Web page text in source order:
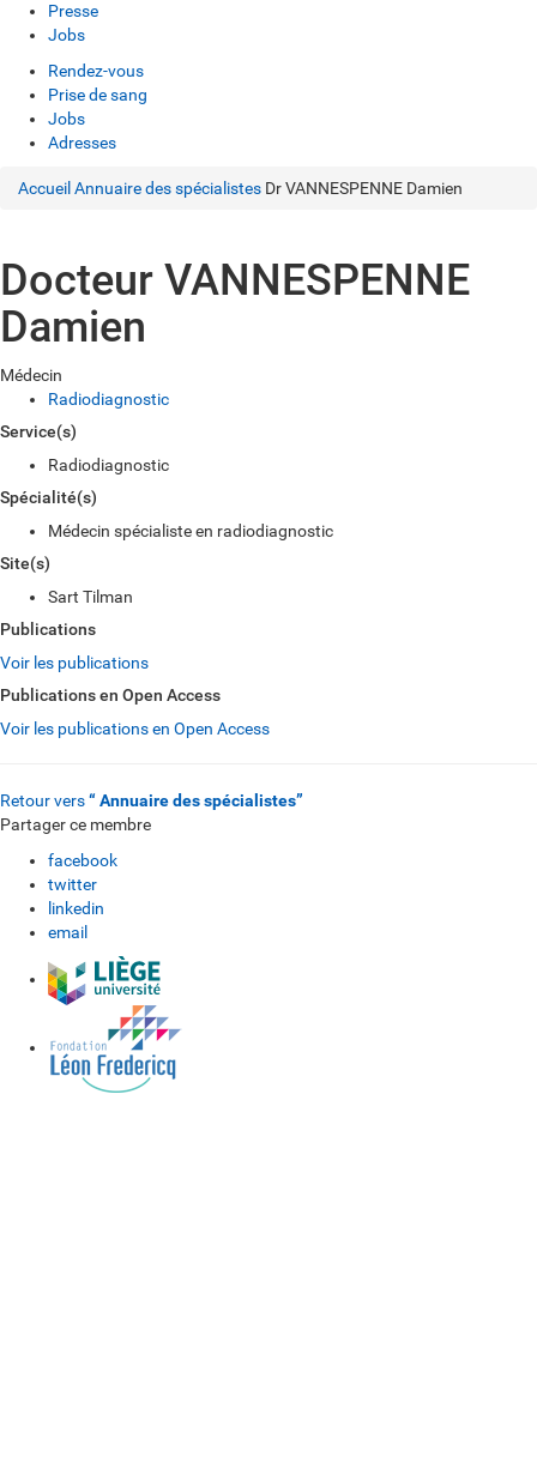
Presse
Jobs
Rendez-vous
Prise de sang
Jobs
Adresses
Accueil Annuaire des spécialistes Dr VANNESPENNE Damien
Docteur VANNESPENNE
Damien
Médecin
Radiodiagnostic
Service(s)
Radiodiagnostic
Spécialité(s)
Médecin spécialiste en radiodiagnostic
Site(s)
Sart Tilman
Publications
Voir les publications
Publications en Open Access
Voir les publications en Open Access
Retour vers“ Annuaire des spécialistes”
Partager ce membre
facebook
twitter
linkedin
email